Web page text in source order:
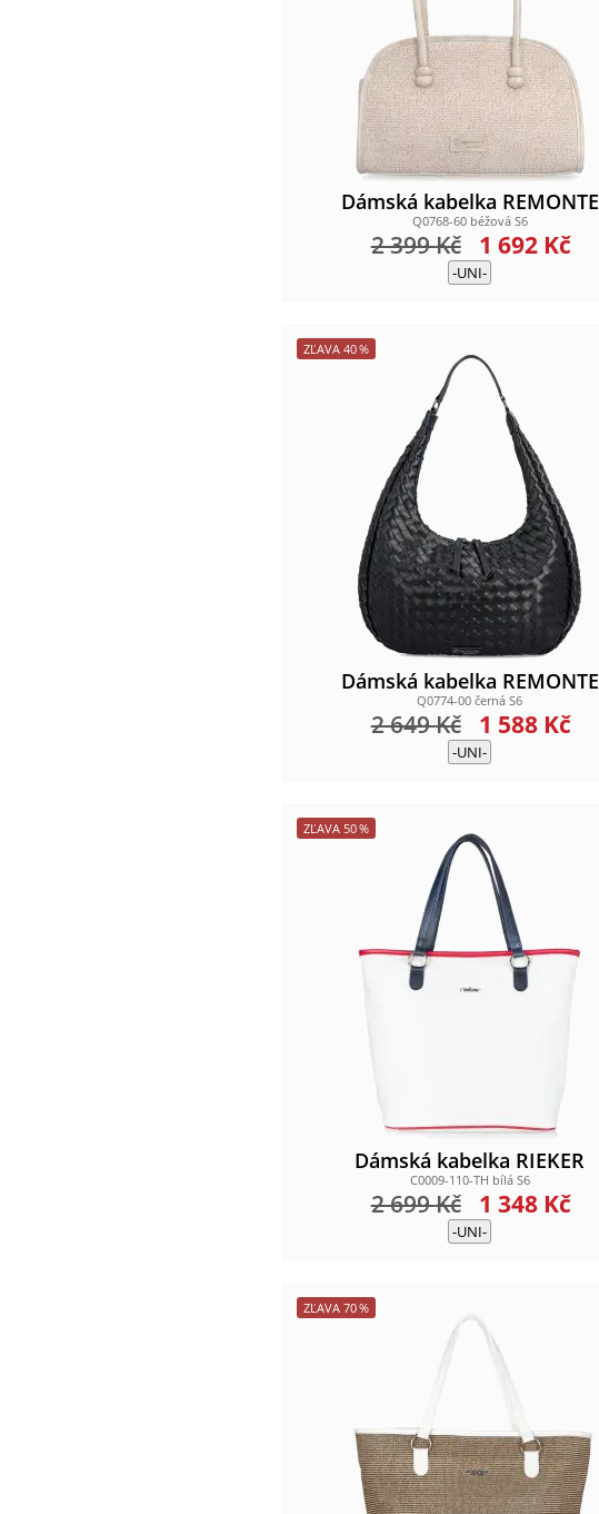
Dámská kabelka REMONTE
Q0768-60 béžová S6
1 692 Kč
2 399Kč
-UNI-
ZĽAVA 40%
Dámská kabelka REMONTE
Q0774-00 černá S6
1 588 Kč
2 649Kč
-UNI-
ZĽAVA 50%
Dámská kabelka RIEKER
C0009-110-TH bílá S6
1 348 Kč
2 699Kč
-UNI-
ZĽAVA 70%